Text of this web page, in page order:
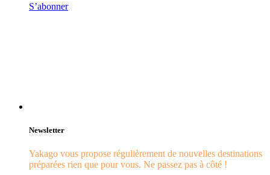
S’abonner
Newsletter
Yakago vous propose régulièrement de nouvelles destinations
préparées rien que pour vous. Ne passez pas à côté !